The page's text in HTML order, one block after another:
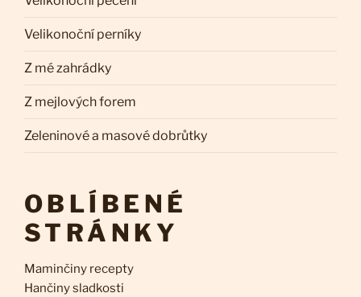
Velikonoční perníky
Z mé zahrádky
Z mejlových forem
Zeleninové a masové dobrůtky
OBLÍBENÉ
STRÁNKY
Maminčiny recepty
Hančiny sladkosti